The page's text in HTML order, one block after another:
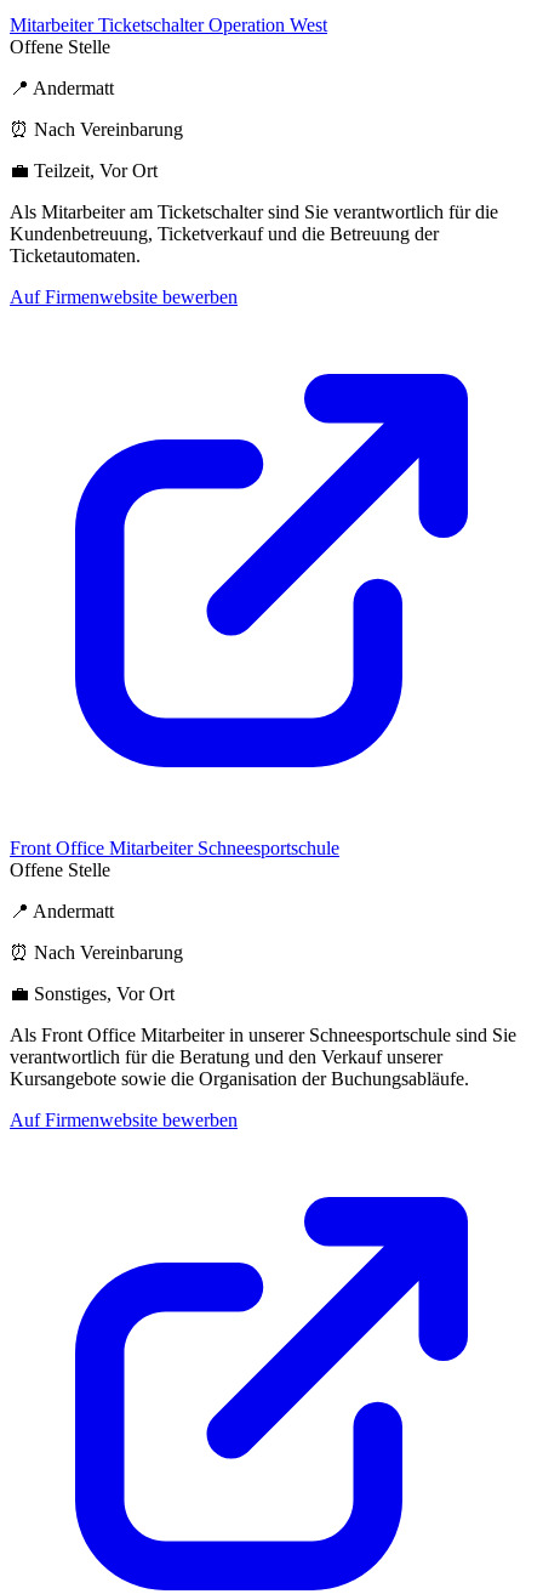
Mitarbeiter Ticketschalter Operation West
Offene Stelle
📍 Andermatt
⏰ Nach Vereinbarung
💼 Teilzeit, Vor Ort
Als Mitarbeiter am Ticketschalter sind Sie verantwortlich für die
Kundenbetreuung, Ticketverkauf und die Betreuung der
Ticketautomaten.
Auf Firmenwebsite bewerben
Front Office Mitarbeiter Schneesportschule
Offene Stelle
📍 Andermatt
⏰ Nach Vereinbarung
💼 Sonstiges, Vor Ort
Als Front Office Mitarbeiter in unserer Schneesportschule sind Sie
verantwortlich für die Beratung und den Verkauf unserer
Kursangebote sowie die Organisation der Buchungsabläufe.
Auf Firmenwebsite bewerben